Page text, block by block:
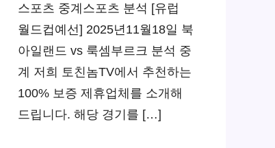
스포츠 중계스포츠 분석 [유럽
월드컵예선] 2025년11월18일 북
아일랜드 vs 룩셈부르크 분석 중
계 저희 토친놈TV에서 추천하는
100% 보증 제휴업체를 소개해
드립니다. 해당 경기를 […]